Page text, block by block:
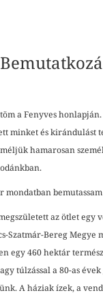
a Fenyves
minket és kirándulást
hamarosan
mondatban
az ötlet egy
Szatmár-Bereg Megye
egy 460 hektár
túlzással a 80-as
A háziak ízek, a